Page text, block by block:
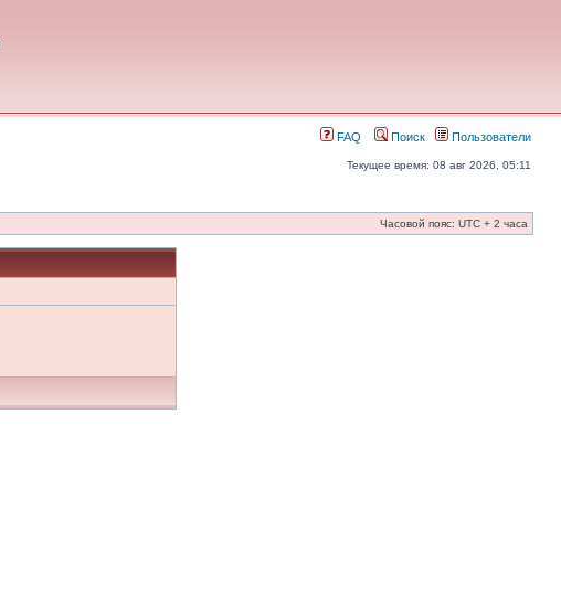
FAQ Поиск Пользователи
Текущее время: 08 авг 2026, 05:11
Часовой пояс: UTC + 2 часа